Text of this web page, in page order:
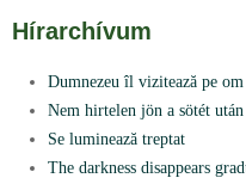
Hírarchívum
Dumnezeu îl vizitează pe om
Nem hirtelen jön a sötét után
Se luminează treptat
The darkness disappears